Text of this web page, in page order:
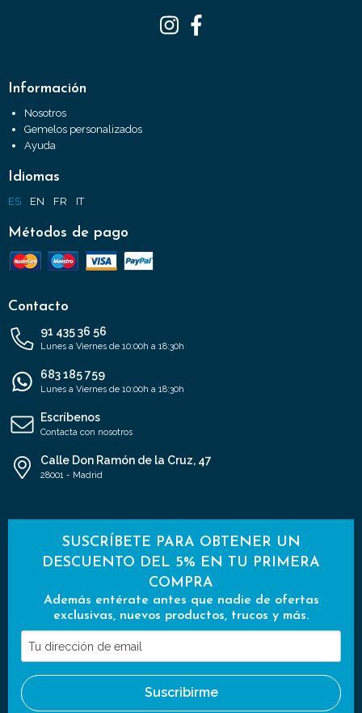
Información
Nosotros
Gemelos personalizados
Ayuda
Idiomas
ES EN FR IT
Métodos de pago
Contacto
91 435 36 56
Lunes a Viernes de 10:00h a 18:30h
683 185 759
Lunes a Viernes de 10:00h a 18:30h
Escríbenos
Contacta con nosotros
Calle Don Ramón de la Cruz, 47
28001 - Madrid
SUSCRÍBETE PARA OBTENER UN
DESCUENTO DEL 5% EN TU PRIMERA
COMPRA
Además entérate antes que nadie de ofertas
exclusivas, nuevos productos, trucos y más.
Tu
dirección
de
email
Suscribirme